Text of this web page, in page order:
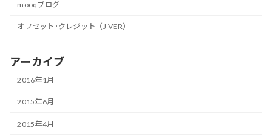
mooqブログ
オフセット･クレジット（J-VER）
アーカイブ
2016年1月
2015年6月
2015年4月